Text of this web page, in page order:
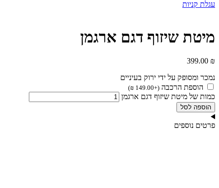
עגלת קניות
מיטת שיזוף דגם ארגמן
399.00 ₪
נמכר ומסופק על ידי ירוק בעיניים
הוספת הרכבה (
+
149.00
₪
)
כמות של מיטת שיזוף דגם ארגמן
הוספה לסל
פרטים נוספים